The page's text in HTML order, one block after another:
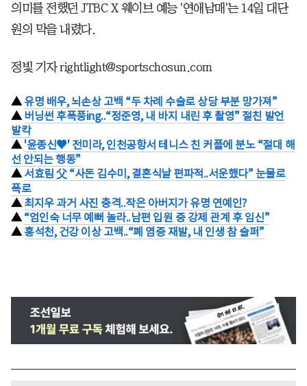
의미를 전했던 JTBC X 웨이브 예능 '연애남매'는 14일 대단
원의 막을 내렸다.
정빛 기자 rightlight@sportschosun.com
▲ 유명 배우, 뇌손상 고백 “두 차례 수술로 상당 부분 망가져”
▲ 버닝썬 후폭풍ing..“정준영, 내 바지 내린 후 촬영” 절친 발언
발칵
▲ '윤종신♥' 전미라, 인천공항서 테니스 친 커플에 분노 “절대 해
선 안되는 행동”
▲ 서효림 父 “사돈 김수미, 결혼식날 편파적..서운했다” 눈물로
폭로
▲ 최지우 과거 사진 충격..작은 아버지가 유명 연예인?
▲ “엄인숙 너무 예뻐 놀라..남편 입원 중 강제 관계 후 임신”
▲ 홍석천, 건강 이상 고백..“폐 염증 재발, 내 인생 참 슬퍼”